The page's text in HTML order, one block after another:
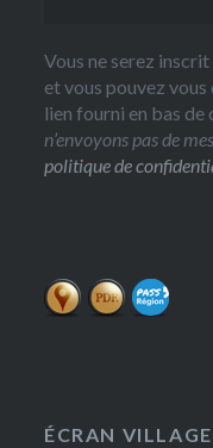
Vous ne serez
et vous pouvez
lien fourni en bas de
n’envoyons pas de
politique de
ÉCRAN VILLAGE